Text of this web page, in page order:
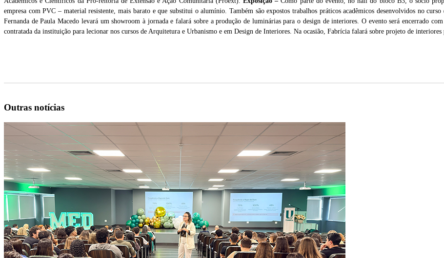
empresa com PVC – material resistente, mais barato e que substitui o alumínio. Também são expostos trabalhos práticos acadêmicos desenvolvidos no
Fernanda de Paula Macedo levará um showroom à jornada e falará sobre a produção de luminárias para o design de interiores. O evento será encerrado
contratada da instituição para lecionar nos cursos de Arquitetura e Urbanismo e em Design de Interiores. Na ocasião, Fabrícia falará sobre projeto de
Outras notícias